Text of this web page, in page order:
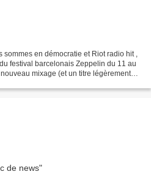
en démocratie et Riot radio hit ,
festival barcelonais Zeppelin du 11 au
mixage (et un titre légèrement